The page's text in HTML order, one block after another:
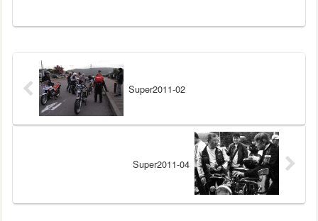
Super2011-02
Super2011-04